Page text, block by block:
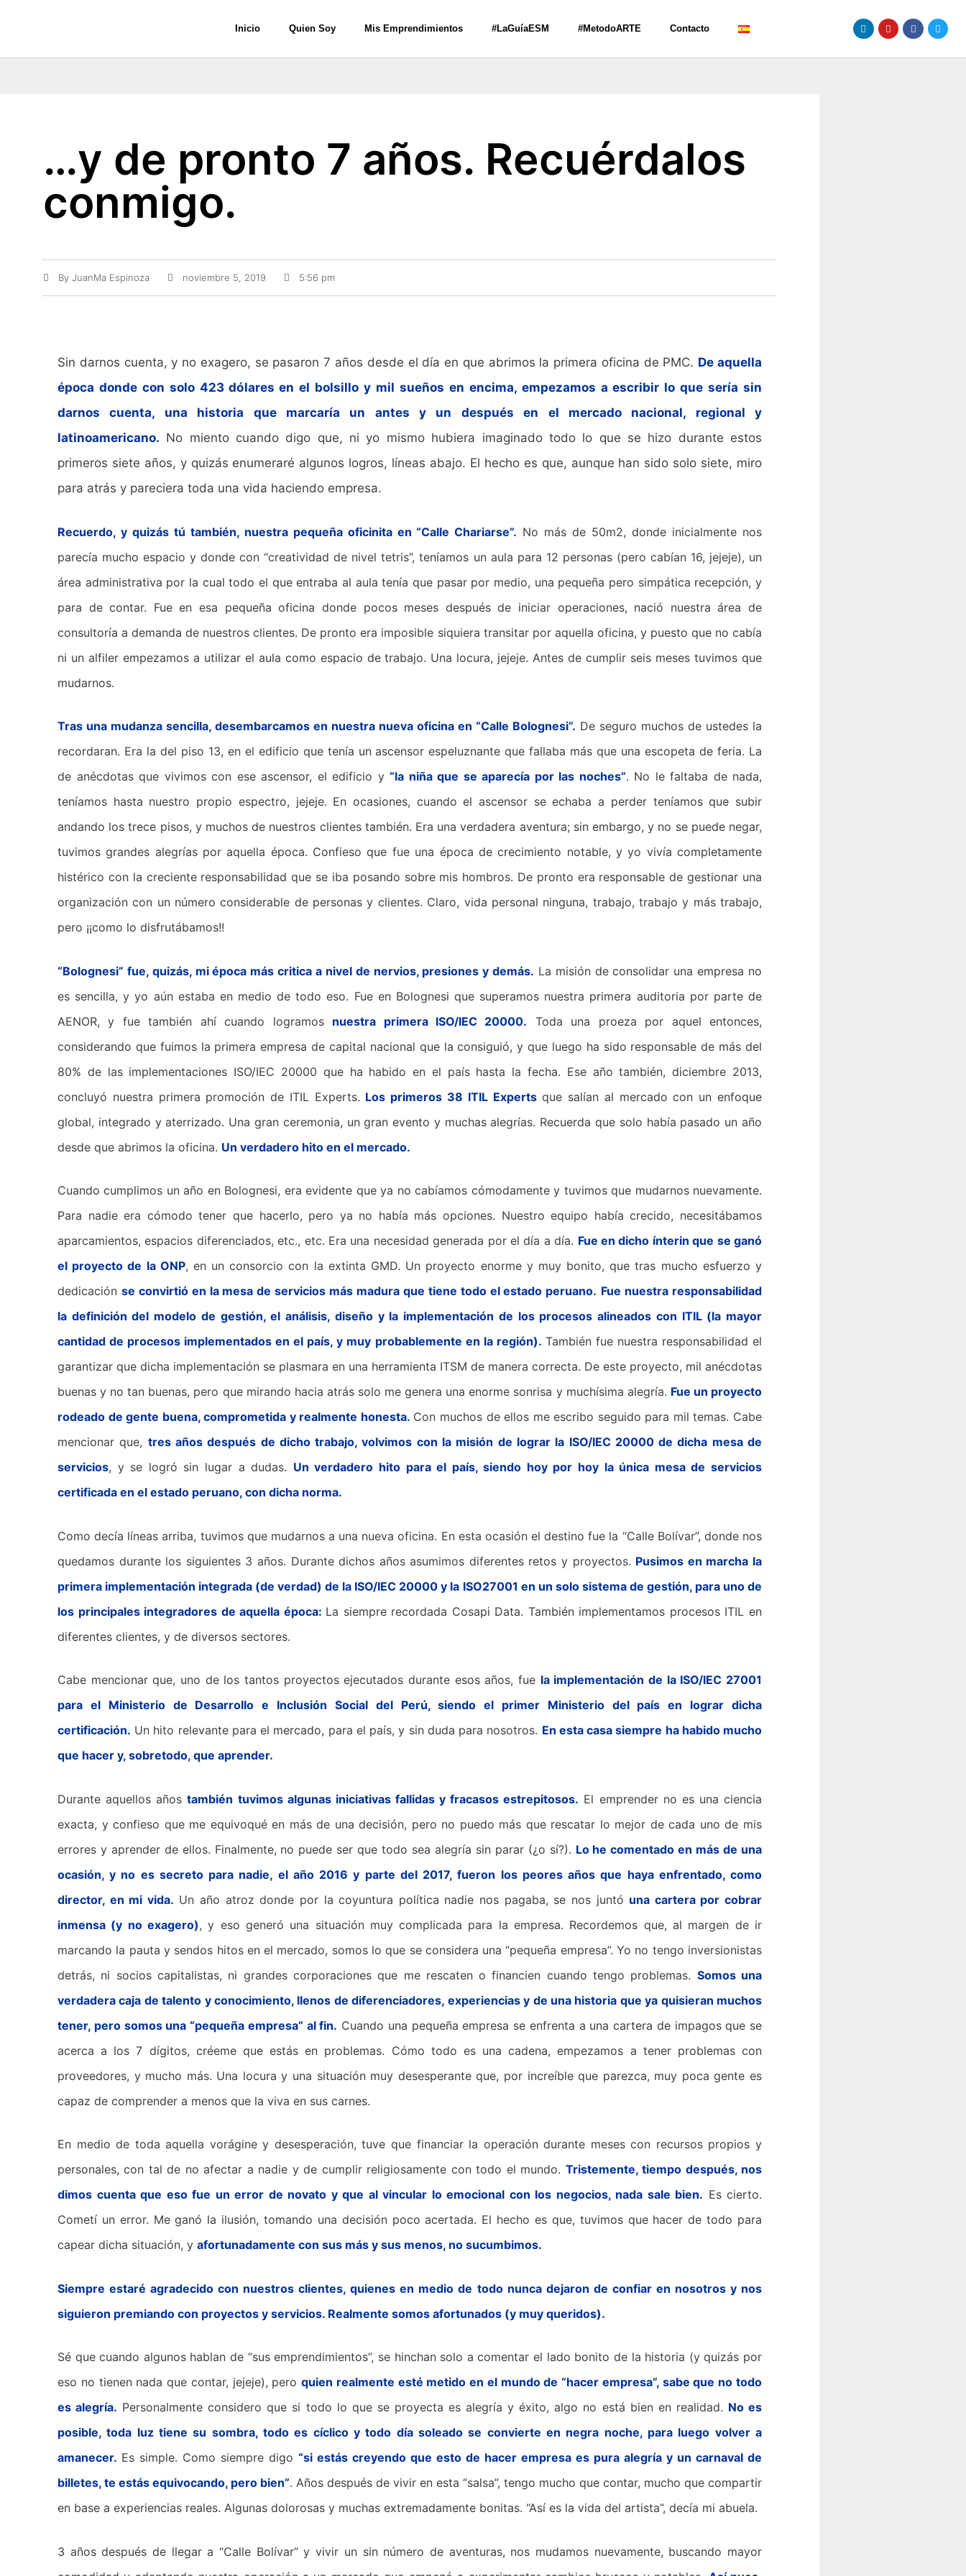
Inicio Quien Soy Mis Emprendimientos #LaGuíaESM #MetodoARTE Contacto
…y de pronto 7 años. Recuérdalos
conmigo.
By JuanMa Espinoza noviembre 5, 2019 5:56 pm
Sin darnos cuenta, y no exagero, se pasaron 7 años desde el día en que abrimos la primera oficina de PMC. De aquella
época donde con solo 423 dólares en el bolsillo y mil sueños en encima, empezamos a escribir lo que sería sin
darnos cuenta, una historia que marcaría un antes y un después en el mercado nacional, regional y
latinoamericano. No miento cuando digo que, ni yo mismo hubiera imaginado todo lo que se hizo durante estos
primeros siete años, y quizás enumeraré algunos logros, líneas abajo. El hecho es que, aunque han sido solo siete, miro
para atrás y pareciera toda una vida haciendo empresa.
Recuerdo, y quizás tú también, nuestra pequeña oficinita en “Calle Chariarse”. No más de 50m2, donde inicialmente nos
parecía mucho espacio y donde con “creatividad de nivel tetris”, teníamos un aula para 12 personas (pero cabían 16, jejeje), un
área administrativa por la cual todo el que entraba al aula tenía que pasar por medio, una pequeña pero simpática recepción, y
para de contar. Fue en esa pequeña oficina donde pocos meses después de iniciar operaciones, nació nuestra área de
consultoría a demanda de nuestros clientes. De pronto era imposible siquiera transitar por aquella oficina, y puesto que no cabía
ni un alfiler empezamos a utilizar el aula como espacio de trabajo. Una locura, jejeje. Antes de cumplir seis meses tuvimos que
mudarnos.
Tras una mudanza sencilla, desembarcamos en nuestra nueva oficina en “Calle Bolognesi”. De seguro muchos de ustedes la
recordaran. Era la del piso 13, en el edificio que tenía un ascensor espeluznante que fallaba más que una escopeta de feria. La
de anécdotas que vivimos con ese ascensor, el edificio y “la niña que se aparecía por las noches”. No le faltaba de nada,
teníamos hasta nuestro propio espectro, jejeje. En ocasiones, cuando el ascensor se echaba a perder teníamos que subir
andando los trece pisos, y muchos de nuestros clientes también. Era una verdadera aventura; sin embargo, y no se puede negar,
tuvimos grandes alegrías por aquella época. Confieso que fue una época de crecimiento notable, y yo vivía completamente
histérico con la creciente responsabilidad que se iba posando sobre mis hombros. De pronto era responsable de gestionar una
organización con un número considerable de personas y clientes. Claro, vida personal ninguna, trabajo, trabajo y más trabajo,
pero ¡¡como lo disfrutábamos!!
“Bolognesi” fue, quizás, mi época más critica a nivel de nervios, presiones y demás. La misión de consolidar una empresa no
es sencilla, y yo aún estaba en medio de todo eso. Fue en Bolognesi que superamos nuestra primera auditoria por parte de
AENOR, y fue también ahí cuando logramos nuestra primera ISO/IEC 20000. Toda una proeza por aquel entonces,
considerando que fuimos la primera empresa de capital nacional que la consiguió, y que luego ha sido responsable de más del
80% de las implementaciones ISO/IEC 20000 que ha habido en el país hasta la fecha. Ese año también, diciembre 2013,
concluyó nuestra primera promoción de ITIL Experts. Los primeros 38 ITIL Expertsque salían al mercado con un enfoque
global, integrado y aterrizado. Una gran ceremonia, un gran evento y muchas alegrías. Recuerda que solo había pasado un año
desde que abrimos la oficina. Un verdadero hito en el mercado.
Cuando cumplimos un año en Bolognesi, era evidente que ya no cabíamos cómodamente y tuvimos que mudarnos nuevamente.
Para nadie era cómodo tener que hacerlo, pero ya no había más opciones. Nuestro equipo había crecido, necesitábamos
aparcamientos, espacios diferenciados, etc., etc. Era una necesidad generada por el día a día. Fue en dicho ínterin que se ganó
el proyecto de la ONP, en un consorcio con la extinta GMD. Un proyecto enorme y muy bonito, que tras mucho esfuerzo y
dedicación se convirtió en la mesa de servicios más madura que tiene todo el estado peruano. Fue nuestra responsabilidad
la definición del modelo de gestión, el análisis, diseño y la implementación de los procesos alineados con ITIL (la mayor
cantidad de procesos implementados en el país, y muy probablemente en la región). También fue nuestra responsabilidad el
garantizar que dicha implementación se plasmara en una herramienta ITSM de manera correcta. De este proyecto, mil anécdotas
buenas y no tan buenas, pero que mirando hacia atrás solo me genera una enorme sonrisa y muchísima alegría. Fue un proyecto
rodeado de gente buena, comprometida y realmente honesta. Con muchos de ellos me escribo seguido para mil temas. Cabe
mencionar que, tres años después de dicho trabajo, volvimos con la misión de lograr la ISO/IEC 20000 de dicha mesa de
servicios, y se logró sin lugar a dudas. Un verdadero hito para el país, siendo hoy por hoy la única mesa de servicios
certificada en el estado peruano, con dicha norma.
Como decía líneas arriba, tuvimos que mudarnos a una nueva oficina. En esta ocasión el destino fue la “Calle Bolívar”, donde nos
quedamos durante los siguientes 3 años. Durante dichos años asumimos diferentes retos y proyectos. Pusimos en marcha la
primera implementación integrada (de verdad) de la ISO/IEC 20000 y la ISO27001 en un solo sistema de gestión, para uno de
los principales integradores de aquella época: La siempre recordada Cosapi Data. También implementamos procesos ITIL en
diferentes clientes, y de diversos sectores.
Cabe mencionar que, uno de los tantos proyectos ejecutados durante esos años, fue la implementación de la ISO/IEC 27001
para el Ministerio de Desarrollo e Inclusión Social del Perú, siendo el primer Ministerio del país en lograr dicha
certificación. Un hito relevante para el mercado, para el país, y sin duda para nosotros. En esta casa siempre ha habido mucho
que hacer y, sobretodo, que aprender.
Durante aquellos añostambién tuvimos algunas iniciativas fallidas y fracasos estrepitosos. El emprender no es una ciencia
exacta, y confieso que me equivoqué en más de una decisión, pero no puedo más que rescatar lo mejor de cada uno de mis
errores y aprender de ellos. Finalmente, no puede ser que todo sea alegría sin parar (¿o sí?). Lo he comentado en más de una
ocasión, y no es secreto para nadie, el año 2016 y parte del 2017, fueron los peores años que haya enfrentado, como
director, en mi vida. Un año atroz donde por la coyuntura política nadie nos pagaba, se nos juntó una cartera por cobrar
inmensa (y no exagero), y eso generó una situación muy complicada para la empresa. Recordemos que, al margen de ir
marcando la pauta y sendos hitos en el mercado, somos lo que se considera una “pequeña empresa”. Yo no tengo inversionistas
detrás, ni socios capitalistas, ni grandes corporaciones que me rescaten o financien cuando tengo problemas. Somos una
verdadera caja de talento y conocimiento, llenos de diferenciadores, experiencias y de una historia que ya quisieran muchos
tener, pero somos una “pequeña empresa” al fin. Cuando una pequeña empresa se enfrenta a una cartera de impagos que se
acerca a los 7 dígitos, créeme que estás en problemas. Cómo todo es una cadena, empezamos a tener problemas con
proveedores, y mucho más. Una locura y una situación muy desesperante que, por increíble que parezca, muy poca gente es
capaz de comprender a menos que la viva en sus carnes.
En medio de toda aquella vorágine y desesperación, tuve que financiar la operación durante meses con recursos propios y
personales, con tal de no afectar a nadie y de cumplir religiosamente con todo el mundo. Tristemente, tiempo después, nos
dimos cuenta que eso fue un error de novato y que al vincular lo emocional con los negocios, nada sale bien. Es cierto.
Cometí un error. Me ganó la ilusión, tomando una decisión poco acertada. El hecho es que, tuvimos que hacer de todo para
capear dicha situación, y afortunadamente con sus más y sus menos, no sucumbimos.
Siempre estaré agradecido con nuestros clientes, quienes en medio de todo nunca dejaron de confiar en nosotros y nos
siguieron premiando con proyectos y servicios. Realmente somos afortunados (y muy queridos).
Sé que cuando algunos hablan de “sus emprendimientos”, se hinchan solo a comentar el lado bonito de la historia (y quizás por
eso no tienen nada que contar, jejeje), peroquien realmente esté metido en el mundo de “hacer empresa”, sabe que no todo
es alegría. Personalmente considero que si todo lo que se proyecta es alegría y éxito, algo no está bien en realidad. No es
posible, toda luz tiene su sombra, todo es cíclico y todo día soleado se convierte en negra noche, para luego volver a
amanecer. Es simple. Como siempre digo “si estás creyendo que esto de hacer empresa es pura alegría y un carnaval de
billetes, te estás equivocando, pero bien”. Años después de vivir en esta “salsa”, tengo mucho que contar, mucho que compartir
en base a experiencias reales. Algunas dolorosas y muchas extremadamente bonitas. “Así es la vida del artista”, decía mi abuela.
3 años después de llegar a “Calle Bolívar” y vivir un sin número de aventuras, nos mudamos nuevamente, buscando mayor